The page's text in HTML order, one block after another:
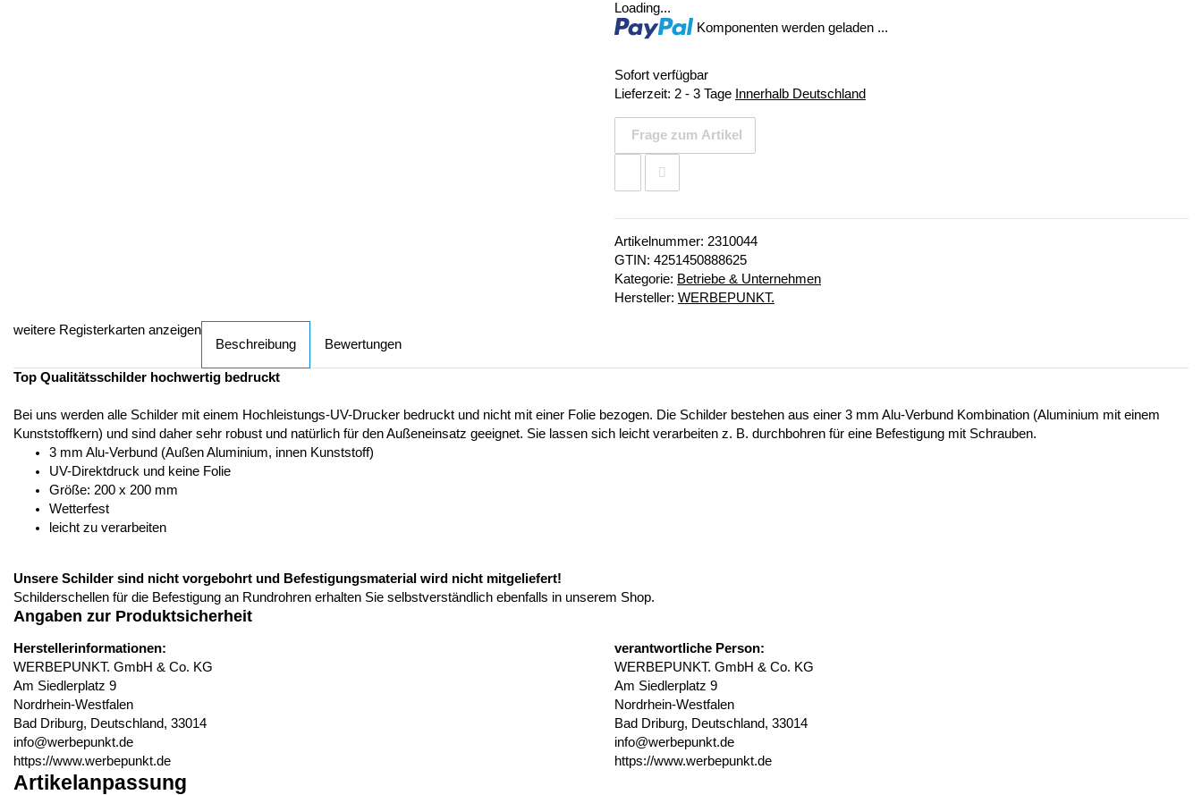
Loading...
Komponenten werden geladen ...
Sofort verfügbar
Lieferzeit: 2 - 3 Tage Innerhalb Deutschland
Frage zum Artikel
Artikelnummer: 2310044
GTIN: 4251450888625
Kategorie: Betriebe & Unternehmen
Hersteller: WERBEPUNKT.
weitere Registerkarten anzeigen
Beschreibung
Bewertungen
Top Qualitätsschilder hochwertig bedruckt
Bei uns werden alle Schilder mit einem Hochleistungs-UV-Drucker bedruckt und nicht mit einer Folie bezogen. Die Schilder bestehen aus einer 3 mm Alu-Verbund Kombination (Aluminium mit einem
Kunststoffkern) und sind daher sehr robust und natürlich für den Außeneinsatz geeignet. Sie lassen sich leicht verarbeiten z. B. durchbohren für eine Befestigung mit Schrauben.
3 mm Alu-Verbund (Außen Aluminium, innen Kunststoff)
UV-Direktdruck und keine Folie
Größe: 200 x 200 mm
Wetterfest
leicht zu verarbeiten
Unsere Schilder sind nicht vorgebohrt und Befestigungsmaterial wird nicht mitgeliefert!
Schilderschellen für die Befestigung an Rundrohren erhalten Sie selbstverständlich ebenfalls in unserem Shop.
Angaben zur Produktsicherheit
Herstellerinformationen:
WERBEPUNKT. GmbH & Co. KG
Am Siedlerplatz 9
Nordrhein-Westfalen
Bad Driburg, Deutschland, 33014
info@werbepunkt.de
https://www.werbepunkt.de
verantwortliche Person:
WERBEPUNKT. GmbH & Co. KG
Am Siedlerplatz 9
Nordrhein-Westfalen
Bad Driburg, Deutschland, 33014
info@werbepunkt.de
https://www.werbepunkt.de
Artikelanpassung